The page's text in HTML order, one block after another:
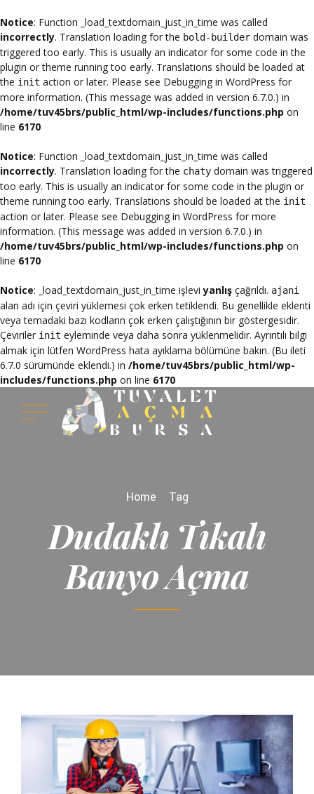
Notice: Function _load_textdomain_just_in_time was called
incorrectly. Translation loading for the bold-builder domain was
triggered too early. This is usually an indicator for some code in the
plugin or theme running too early. Translations should be loaded at
the init action or later. Please see Debugging in WordPress for
more information. (This message was added in version 6.7.0.) in
/home/tuv45brs/public_html/wp-includes/functions.php on
line 6170
Notice: Function _load_textdomain_just_in_time was called
incorrectly. Translation loading for the chaty domain was triggered
too early. This is usually an indicator for some code in the plugin or
theme running too early. Translations should be loaded at the init
action or later. Please see Debugging in WordPress for more
information. (This message was added in version 6.7.0.) in
/home/tuv45brs/public_html/wp-includes/functions.php on
line 6170
Notice: _load_textdomain_just_in_time işleviyanlış çağrıldı. ajani
alan adı için çeviri yüklemesi çok erken tetiklendi. Bu genellikle eklenti
veya temadaki bazı kodların çok erken çalıştığının bir göstergesidir.
Çeviriler init eyleminde veya daha sonra yüklenmelidir. Ayrıntılı bilgi
almak için lütfen WordPress hata ayıklama bölümüne bakın. (Bu ileti
6.7.0 sürümünde eklendi.) in /home/tuv45brs/public_html/wp-
includes/functions.php on line 6170
Home Tag
Dudaklı Tıkalı
Banyo Açma